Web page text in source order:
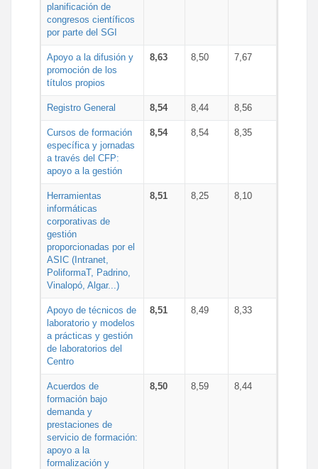
planificación de
congresos científicos
por parte del SGI
Apoyo a la difusión y
promoción de los
títulos propios
8,63 8,50 7,67
Registro General 8,54 8,44 8,56
Cursos de formación
específica y jornadas
a través del CFP:
apoyo a la gestión
8,54 8,54 8,35
Herramientas
informáticas
corporativas de
gestión
proporcionadas por el
ASIC (Intranet,
PoliformaT, Padrino,
Vinalopó, Algar...)
8,51 8,25 8,10
Apoyo de técnicos de
laboratorio y modelos
a prácticas y gestión
de laboratorios del
Centro
8,51 8,49 8,33
Acuerdos de
formación bajo
demanda y
prestaciones de
servicio de formación:
apoyo a la
formalización y
8,50 8,59 8,44